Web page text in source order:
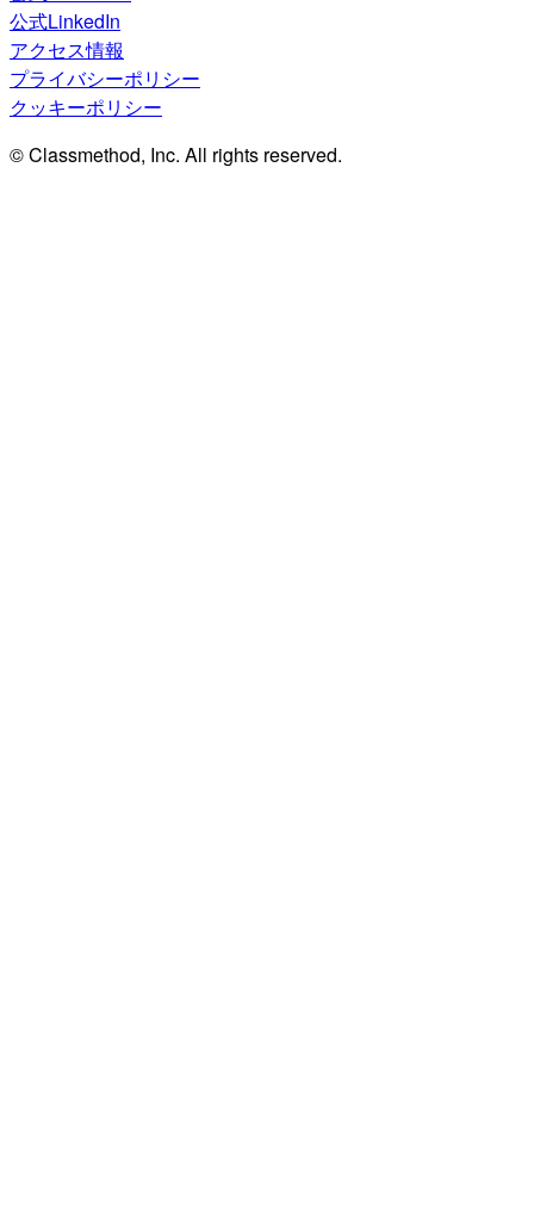
公式LinkedIn
アクセス情報
プライバシーポリシー
クッキーポリシー
© Classmethod, Inc. All rights reserved.